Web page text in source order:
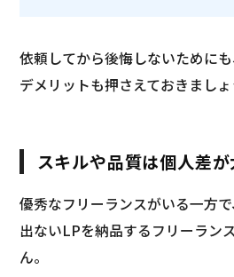
依頼してから後悔しないために
デメリットも押さえておきましょ
スキルや品質は個人差
優秀なフリーランスがいる一方
出ないLPを納品するフリーラン
ん。